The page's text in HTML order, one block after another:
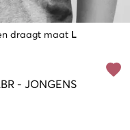
draagt maat L
- JONGENS